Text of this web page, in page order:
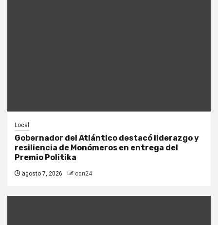
Local
Gobernador del Atlántico destacó liderazgo y
resiliencia de Monómeros en entrega del
Premio Politika
agosto 7, 2026 cdn24